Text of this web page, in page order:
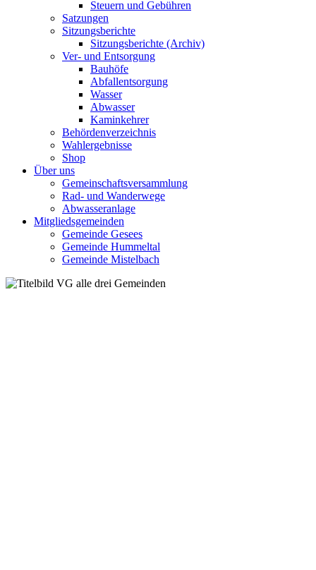
Steuern und Gebühren
Satzungen
Sitzungsberichte
Sitzungsberichte (Archiv)
Ver- und Entsorgung
Bauhöfe
Abfallentsorgung
Wasser
Abwasser
Kaminkehrer
Behördenverzeichnis
Wahlergebnisse
Shop
Über uns
Gemeinschaftsversammlung
Rad- und Wanderwege
Abwasseranlage
Mitgliedsgemeinden
Gemeinde Gesees
Gemeinde Hummeltal
Gemeinde Mistelbach